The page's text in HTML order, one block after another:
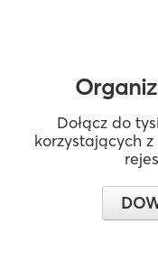
Dołącz do
korzystających